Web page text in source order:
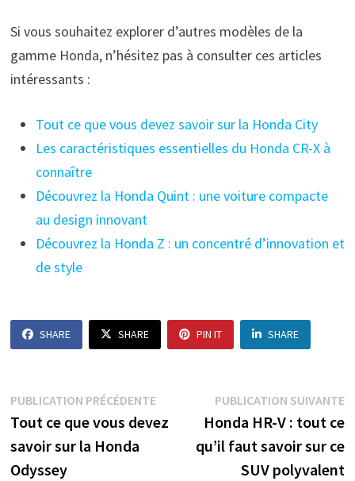
Si vous souhaitez explorer d’autres modèles de la
gamme Honda, n’hésitez pas à consulter ces articles
intéressants :
Tout ce que vous devez savoir sur la Honda City
Les caractéristiques essentielles du Honda CR-X à
connaître
Découvrez la Honda Quint : une voiture compacte
au design innovant
Découvrez la Honda Z : un concentré d’innovation et
de style
SHARE SHARE PIN IT SHARE
Navigation
de
l’article
PUBLICATION PRÉCÉDENTEPublication
précédente :
Tout ce que vous devez
savoir sur la Honda
Odyssey
PUBLICATION SUIVANTE
Honda HR-V : tout ce
qu’il faut savoir sur ce
SUV polyvalent